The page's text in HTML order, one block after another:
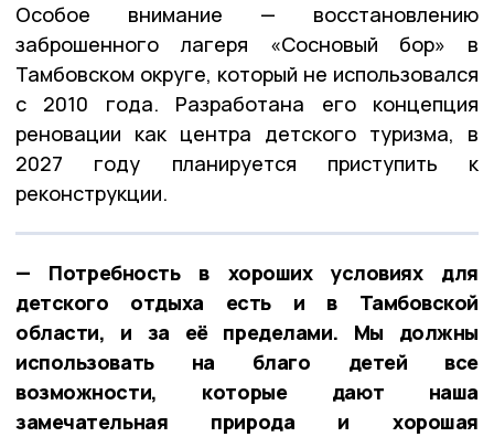
Особое внимание — восстановлению
заброшенного лагеря «Сосновый бор» в
Тамбовском округе, который не использовался
с 2010 года. Разработана его концепция
реновации как центра детского туризма, в
2027 году планируется приступить к
реконструкции.
— Потребность в хороших условиях для
детского отдыха есть и в Тамбовской
области, и за её пределами. Мы должны
использовать на благо детей все
возможности, которые дают наша
замечательная природа и хорошая